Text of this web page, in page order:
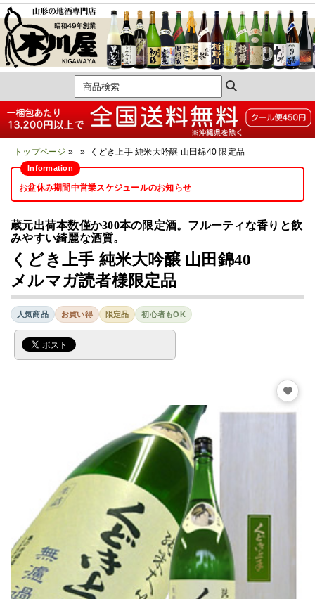
トップページ » » くどき上手 純米大吟醸 山田錦40 限定品
お盆休み期間中営業スケジュールのお知らせ
蔵元出荷本数僅か300本の限定酒。フルーティな香りと飲
みやすい綺麗な酒質。
くどき上手 純米大吟醸 山田錦40
メルマガ読者様限定品
人気商品 お買い得 限定品 初心者もOK